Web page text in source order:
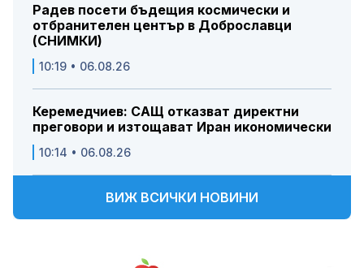
Радев посети бъдещия космически и
отбранителен център в Доброславци
(СНИМКИ)
10:19 • 06.08.26
Керемедчиев: САЩ отказват директни
преговори и изтощават Иран икономически
10:14 • 06.08.26
ВИЖ ВСИЧКИ НОВИНИ